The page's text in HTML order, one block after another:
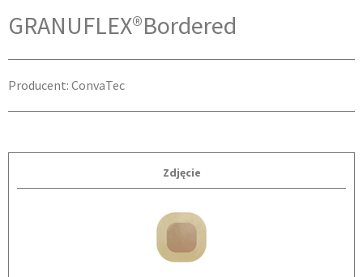
GRANUFLEX®Bordered
Producent: ConvaTec
Zdjęcie